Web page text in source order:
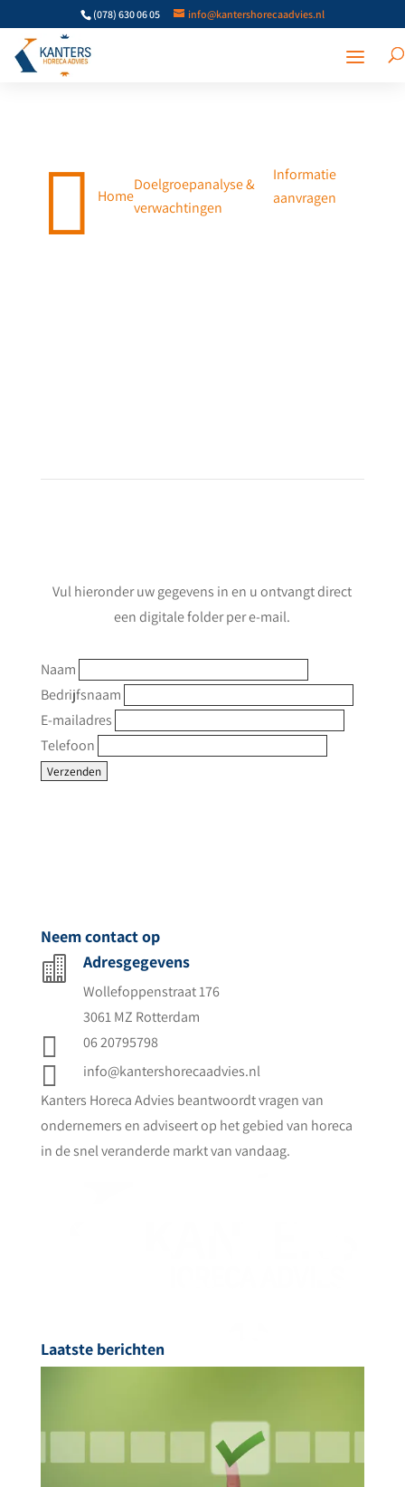
(078) 630 06 05 info@kantershorecaadvies.nl
 Home
Doelgroepanalyse &
verwachtingen
Informatie
aanvragen
Vul hieronder uw gegevens in en u ontvangt direct
een digitale folder per e-mail.
Naam
Bedrijfsnaam
E-mailadres
Telefoon
Neem contact op
 Adresgegevens
Wollefoppenstraat 176
3061 MZ Rotterdam
 06 20795798

info@kantershorecaadvies.nl
Kanters Horeca Advies beantwoordt vragen van
ondernemers en adviseert op het gebied van horeca
in de snel veranderde markt van vandaag.
Laatste berichten